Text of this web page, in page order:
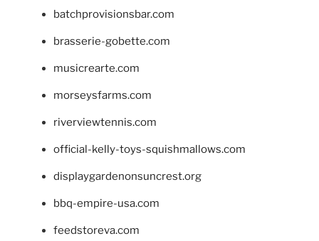
batchprovisionsbar.com
brasserie-gobette.com
musicrearte.com
morseysfarms.com
riverviewtennis.com
official-kelly-toys-squishmallows.com
displaygardenonsuncrest.org
bbq-empire-usa.com
feedstoreva.com